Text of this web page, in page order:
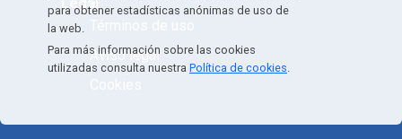
Aviso legal
para obtener estadísticas anónimas de uso de
la web.
Para más información sobre las cookies
utilizadas consulta nuestra Política de cookies.